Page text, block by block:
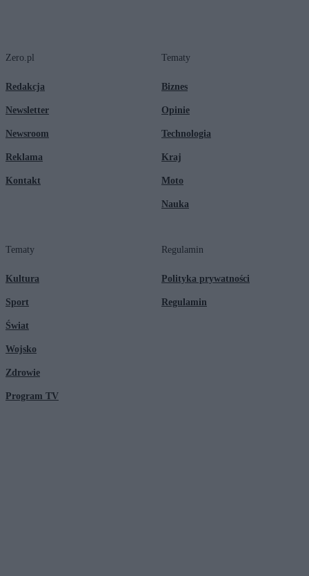
Zero.pl
Redakcja
Newsletter
Newsroom
Reklama
Kontakt
Tematy
Biznes
Opinie
Technologia
Kraj
Moto
Nauka
Tematy
Kultura
Sport
Świat
Wojsko
Zdrowie
Program TV
Regulamin
Polityka prywatności
Regulamin